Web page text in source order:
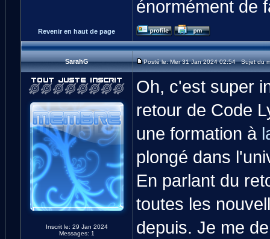
énormément de
Revenir en haut de page
SarahG Posté le: Mer 31 Jan 2024 02:54 Sujet du
Inscrit le: 29 Jan 2024
Messages: 1
Oh, c'est super
retour de Code
une formation à
plongé dans
En parlant du
toutes les
depuis. Je me